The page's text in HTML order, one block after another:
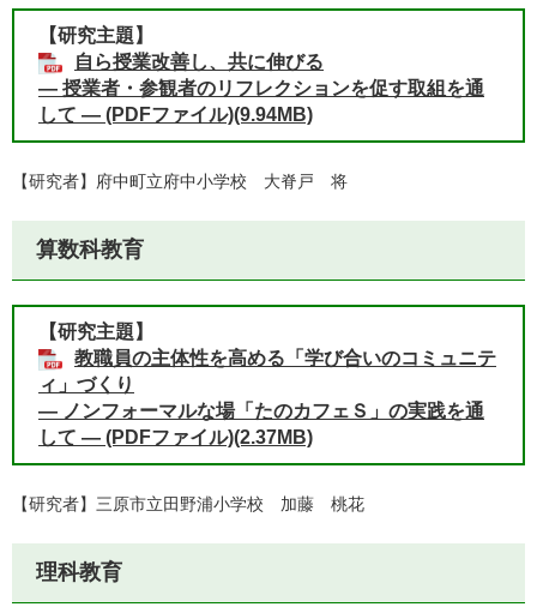
【研究主題】
自ら授業改善し、共に伸びる
― 授業者・参観者のリフレクションを促す取組を通
して ― (PDFファイル)(9.94MB)
【研究者】府中町立府中小学校 大脊戸 将
算数科教育
【研究主題】
教職員の主体性を高める「学び合いのコミュニテ
ィ」づくり
​― ノンフォーマルな場「たのカフェＳ」の実践を通
して ― (PDFファイル)(2.37MB)
【研究者】三原市立田野浦小学校 加藤 桃花​​
理科教育